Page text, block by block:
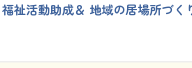
祉活動助成＆ 地域の居場所づく